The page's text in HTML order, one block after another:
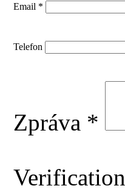
Email *
Telefon
Zpráva *
Verification